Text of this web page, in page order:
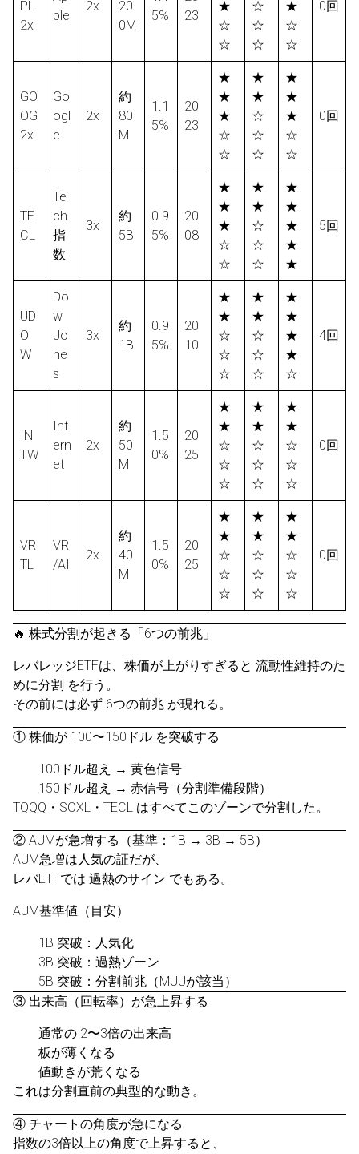
PL
2x
ple
2x
20
0M
5%
23
★
☆
☆
☆
☆
☆
★
☆
☆
0回
GO
OG
2x
Go
ogl
e
2x
約
80
M
1.1
5%
20
23
★
★
★
☆
☆
★
★
☆
☆
☆
★
★
★
☆
☆
0回
TE
CL
Te
ch
指
数
3x
約
5B
0.9
5%
20
08
★
★
★
☆
☆
★
★
☆
☆
☆
★
★
★
★
★
5回
UD
O
W
Do
w
Jo
ne
s
3x
約
1B
0.9
5%
20
10
★
★
☆
☆
☆
★
★
☆
☆
☆
★
★
★
★
☆
4回
IN
TW
Int
ern
et
2x
約
50
M
1.5
0%
20
25
★
★
☆
☆
☆
★
★
☆
☆
☆
★
★
☆
☆
☆
0回
VR
TL
VR
/AI
2x
約
40
M
1.5
0%
20
25
★
★
☆
☆
☆
★
★
☆
☆
☆
★
★
☆
☆
☆
0回
🔥 株式分割が起きる「6つの前兆」
レバレッジETFは、株価が上がりすぎると 流動性維持のた
めに分割 を行う。
その前には必ず 6つの前兆 が現れる。
① 株価が 100〜150ドル を突破する
100ドル超え → 黄色信号
150ドル超え → 赤信号（分割準備段階）
TQQQ・SOXL・TECL はすべてこのゾーンで分割した。
② AUMが急増する（基準：1B → 3B → 5B）
AUM急増は人気の証だが、
レバETFでは 過熱のサイン でもある。
AUM基準値（目安）
1B 突破：人気化
3B 突破：過熱ゾーン
5B 突破：分割前兆（MUUが該当）
③ 出来高（回転率）が急上昇する
通常の 2〜3倍の出来高
板が薄くなる
値動きが荒くなる
これは分割直前の典型的な動き。
④ チャートの角度が急になる
指数の3倍以上の角度で上昇すると、